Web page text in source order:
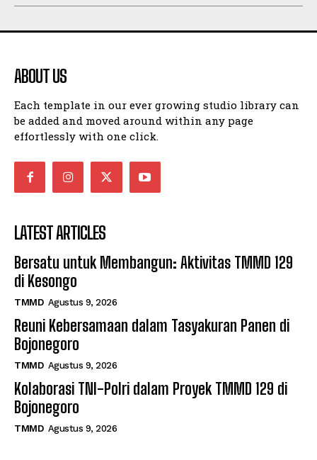
ABOUT US
Each template in our ever growing studio library can
be added and moved around within any page
effortlessly with one click.
LATEST ARTICLES
Bersatu untuk Membangun: Aktivitas TMMD 129
di Kesongo
TMMD Agustus 9, 2026
Reuni Kebersamaan dalam Tasyakuran Panen di
Bojonegoro
TMMD Agustus 9, 2026
Kolaborasi TNI-Polri dalam Proyek TMMD 129 di
Bojonegoro
TMMD Agustus 9, 2026